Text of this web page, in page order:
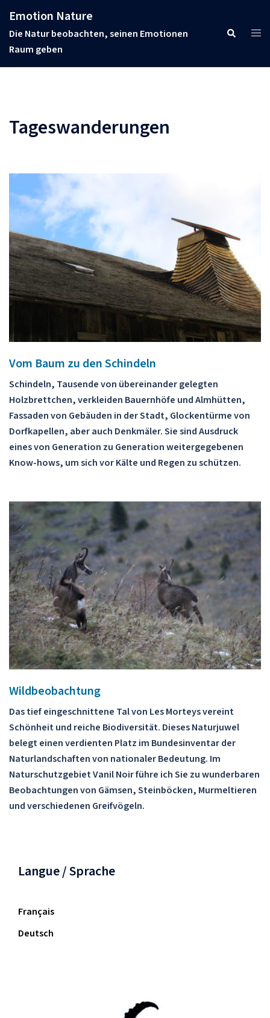
content
Emotion Nature
Die Natur beobachten, seinen Emotionen
Raum geben
Search
Tageswanderungen
Vom Baum zu den Schindeln
Schindeln, Tausende von übereinander gelegten
Holzbrettchen, verkleiden Bauernhöfe und Almhütten,
Fassaden von Gebäuden in der Stadt, Glockentürme von
Dorfkapellen, aber auch Denkmäler. Sie sind Ausdruck
eines von Generation zu Generation weitergegebenen
Know-hows, um sich vor Kälte und Regen zu schützen.
Wildbeobachtung
Das tief eingeschnittene Tal von Les Morteys vereint
Schönheit und reiche Biodiversität. Dieses Naturjuwel
belegt einen verdienten Platz im Bundesinventar der
Naturlandschaften von nationaler Bedeutung. Im
Naturschutzgebiet Vanil Noir führe ich Sie zu wunderbaren
Beobachtungen von Gämsen, Steinböcken, Murmeltieren
und verschiedenen Greifvögeln.
Langue / Sprache
Français
Deutsch